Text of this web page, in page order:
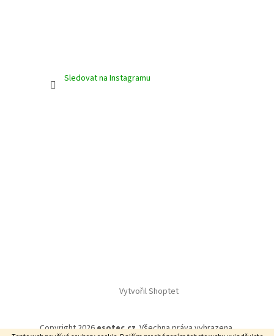
Sledovat na Instagramu
Vytvořil Shoptet
Copyright 2026esotec.cz. Všechna práva vyhrazena.